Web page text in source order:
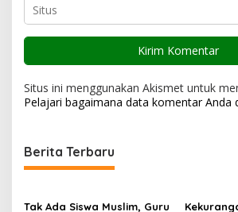
Situs ini menggunakan Akismet untuk
Pelajari bagaimana data komentar Anda
Berita Terbaru
Tak Ada Siswa Muslim, Guru